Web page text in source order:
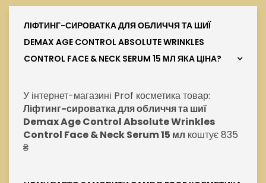
ЛІФТИНГ-СИРОВАТКА ДЛЯ ОБЛИЧЧЯ ТА ШИЇ
DEMAX AGE CONTROL ABSOLUTE WRINKLES
CONTROL FACE & NECK SERUM 15 МЛ ЯКА ЦІНА?
У інтернет-магазині Prof косметика товар:
Ліфтинг-сироватка для обличчя та шиї
Demax Age Control Absolute Wrinkles
Control Face & Neck Serum 15 мл коштує 835
₴